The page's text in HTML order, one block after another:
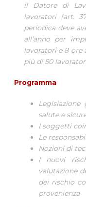
il Datore di
lavoratori (art.
periodica deve
all’anno per
lavoratori e 8 ore
più di 50
Programma
salute e
I soggetti
Le
Nozioni di
I nuovi
valutazione
dei rischio
provenienza